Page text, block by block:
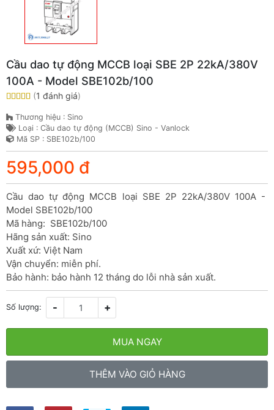
Cầu dao tự động MCCB loại SBE 2P 22kA/380V
100A - Model SBE102b/100
(1 đánh giá)
Thương hiệu : Sino
Loại : Cầu dao tự động (MCCB) Sino - Vanlock
Mã SP : SBE102b/100
595,000 đ
Cầu dao tự động MCCB loại SBE 2P 22kA/380V 100A -
Model SBE102b/100
Mã hàng:  SBE102b/100
Hãng sản xuất: Sino
Xuất xứ: Việt Nam
Vận chuyển: miễn phí.
Bảo hành: bảo hành 12 tháng do lỗi nhà sản xuất.
Số lượng: - +
MUA NGAY
THÊM VÀO GIỎ HÀNG